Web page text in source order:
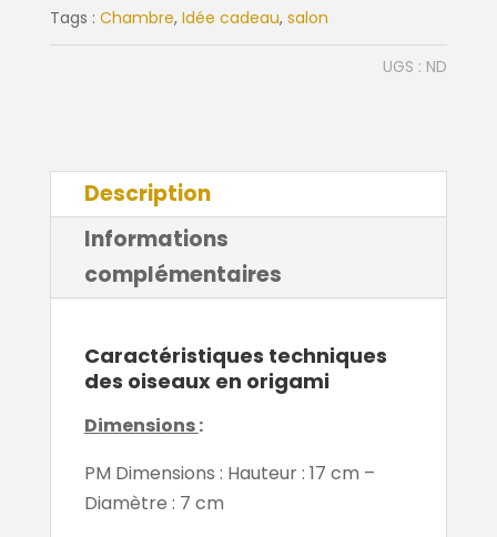
oiseau
origami
Tags : Chambre, Idée cadeau, salon
UGS : ND
Description
Informations
complémentaires
Caractéristiques techniques
des oiseaux en origami
Dimensions:
PM Dimensions : Hauteur : 17 cm –
Diamètre : 7 cm